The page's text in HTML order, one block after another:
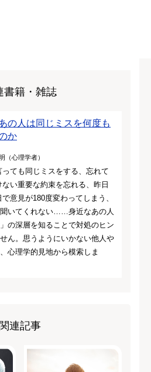
書籍・雑誌
の人は同じミスを何度も
か
（心理学者）
っても同じミスをする、忘れて
ない重要な約束を忘れる、昨日
で意見が180度変わってしまう、
いてくれない……身近なあの人
の深層を知ることで対処のヒン
ん。思うようにいかない他人や
心理学的見地から模索しま
関連記事